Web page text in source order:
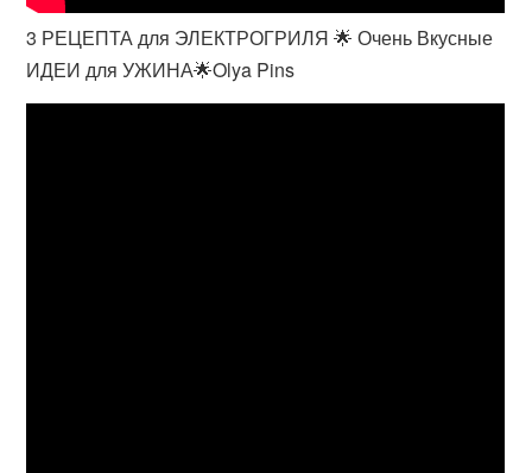
3 РЕЦЕПТА для ЭЛЕКТРОГРИЛЯ 🌟 Очень Вкусные
ИДЕИ для УЖИНА🌟Olya Pins